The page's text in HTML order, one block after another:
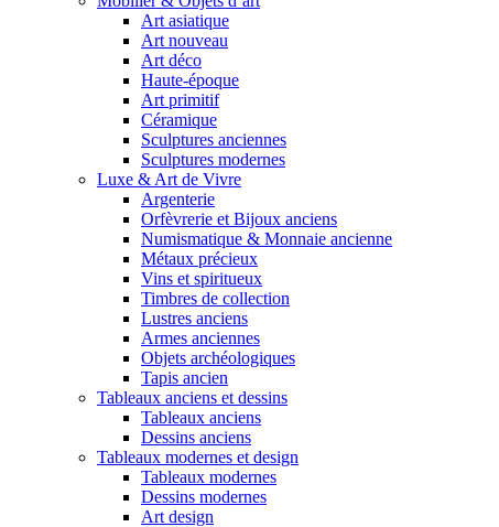
Art asiatique
Art nouveau
Art déco
Haute-époque
Art primitif
Céramique
Sculptures anciennes
Sculptures modernes
Luxe & Art de Vivre
Argenterie
Orfèvrerie et Bijoux anciens
Numismatique & Monnaie ancienne
Métaux précieux
Vins et spiritueux
Timbres de collection
Lustres anciens
Armes anciennes
Objets archéologiques
Tapis ancien
Tableaux anciens et dessins
Tableaux anciens
Dessins anciens
Tableaux modernes et design
Tableaux modernes
Dessins modernes
Art design